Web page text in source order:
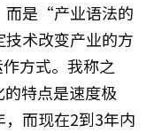
而是“产业语法的
术改变产业的方
方式。我称之
特点是速度极
而现在2到3年内